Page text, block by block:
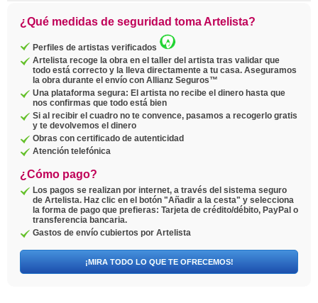
¿Qué medidas de seguridad toma Artelista?
Perfiles de artistas verificados
Artelista recoge la obra en el taller del artista tras validar que
todo está correcto y la lleva directamente a tu casa. Aseguramos
la obra durante el envío con Allianz Seguros™
Una plataforma segura: El artista no recibe el dinero hasta que
nos confirmas que todo está bien
Si al recibir el cuadro no te convence, pasamos a recogerlo gratis
y te devolvemos el dinero
Obras con certificado de autenticidad
Atención telefónica
¿Cómo pago?
Los pagos se realizan por internet, a través del sistema seguro
de Artelista. Haz clic en el botón "Añadir a la cesta" y selecciona
la forma de pago que prefieras: Tarjeta de crédito/débito, PayPal o
transferencia bancaria.
Gastos de envío cubiertos por Artelista
¡MIRA TODO LO QUE TE OFRECEMOS!